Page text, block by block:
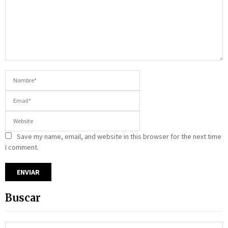
Save my name, email, and website in this browser for the next time
I comment.
Buscar